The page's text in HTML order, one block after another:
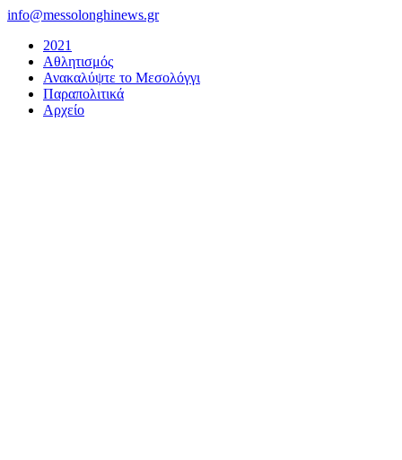
Μετάβαση
περιεχόμενο
info@messolonghinews.gr
2021
Αθλητισμός
Ανακαλύψτε το Μεσολόγγι
Παραπολιτικά
Αρχείο